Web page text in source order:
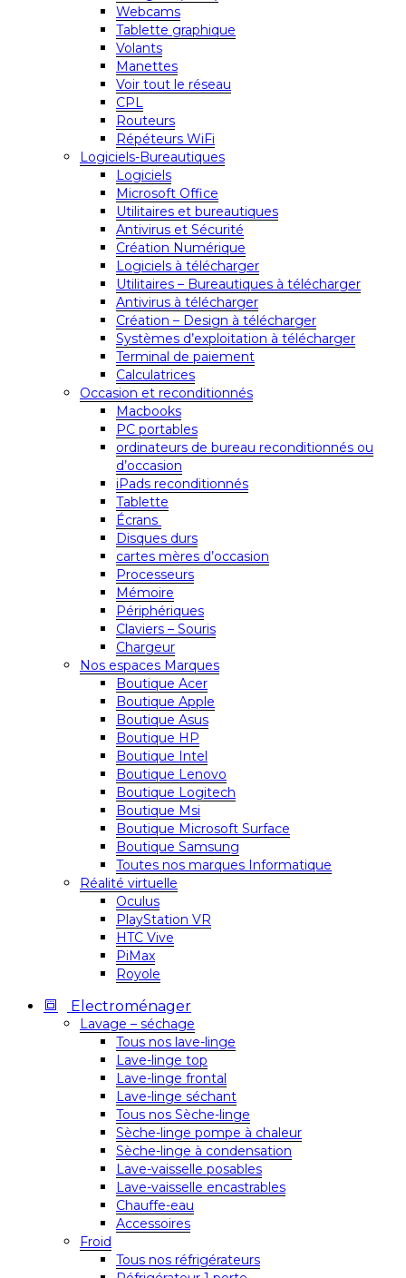
Webcams
Tablette graphique
Volants
Manettes
Voir tout le réseau
CPL
Routeurs
Répéteurs WiFi
Logiciels-Bureautiques
Logiciels
Microsoft Office
Utilitaires et bureautiques
Antivirus et Sécurité
Création Numérique
Logiciels à télécharger
Utilitaires – Bureautiques à télécharger
Antivirus à télécharger
Création – Design à télécharger
Systèmes d’exploitation à télécharger
Terminal de paiement
Calculatrices
Occasion et reconditionnés
Macbooks
PC portables
ordinateurs de bureau reconditionnés ou
d’occasion
iPads reconditionnés
Tablette
Écrans
Disques durs
cartes mères d’occasion
Processeurs
Mémoire
Périphériques
Claviers – Souris
Chargeur
Nos espaces Marques
Boutique Acer
Boutique Apple
Boutique Asus
Boutique HP
Boutique Intel
Boutique Lenovo
Boutique Logitech
Boutique Msi
Boutique Microsoft Surface
Boutique Samsung
Toutes nos marques Informatique
Réalité virtuelle
Oculus
PlayStation VR
HTC Vive
PiMax
Royole
Electroménager
Lavage – séchage
Tous nos lave-linge
Lave-linge top
Lave-linge frontal
Lave-linge séchant
Tous nos Sèche-linge
Sèche-linge pompe à chaleur
Sèche-linge à condensation
Lave-vaisselle posables
Lave-vaisselle encastrables
Chauffe-eau
Accessoires
Froid
Tous nos réfrigérateurs